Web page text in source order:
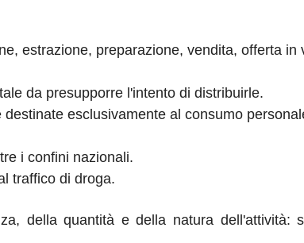
estrazione, preparazione, vendita, offerta in
da presupporre l'intento di distribuirle.
esclusivamente al consumo
i confini nazionali.
traffico di droga.
della quantità e della natura dell'attività: